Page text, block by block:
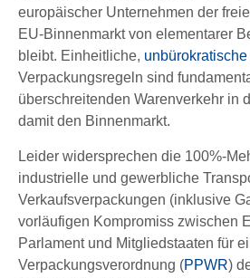
europäischer Unternehmen der
EU-Binnenmarkt von elementarer
bleibt. Einheitliche, unbürokratische
Verpackungsregeln sind
überschreitenden Warenverkehr in
damit den Binnenmarkt.
Leider widersprechen die 100%-
industrielle und gewerbliche
Verkaufsverpackungen (inklusive
vorläufigen Kompromiss zwischen
Parlament und Mitgliedstaaten für
Verpackungsverordnung (PPWR)